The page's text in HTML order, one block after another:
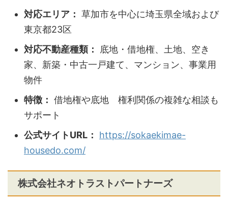
対応エリア： 草加市を中心に埼玉県全域および
東京都23区
対応不動産種類：
底地・借地権、土地、空き
家、新築・中古一戸建て、マンション、事業用
物件
特徴： 借地権や底地 権利関係の複雑な相談も
サポート
公式サイトURL：
https://sokaekimae-
housedo.com/
株式会社ネオトラストパートナーズ